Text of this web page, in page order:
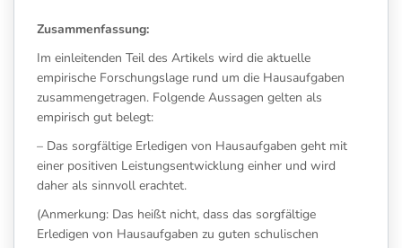
Zusammenfassung:
Im einleitenden Teil des Artikels wird die aktuelle
empirische Forschungslage rund um die Hausaufgaben
zusammengetragen. Folgende Aussagen gelten als
empirisch gut belegt:
– Das sorgfältige Erledigen von Hausaufgaben geht mit
einer positiven Leistungsentwicklung einher und wird
daher als sinnvoll erachtet.
(Anmerkung: Das heißt nicht, dass das sorgfältige
Erledigen von Hausaufgaben zu guten schulischen